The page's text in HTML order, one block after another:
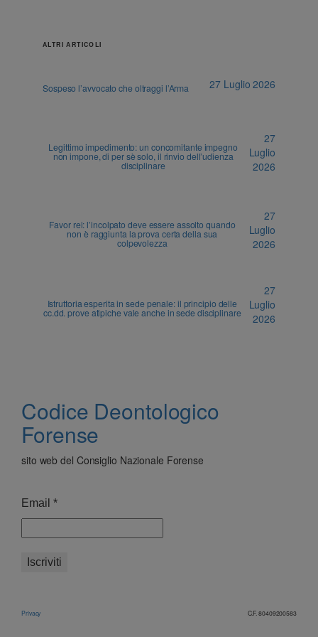
ALTRI ARTICOLI
Sospeso l’avvocato che oltraggi l’Arma 27 Luglio 2026
Legittimo impedimento: un concomitante impegno
non impone, di per sè solo, il rinvio dell’udienza
disciplinare
27
Luglio
2026
Favor rei: l’incolpato deve essere assolto quando
non è raggiunta la prova certa della sua
colpevolezza
27
Luglio
2026
Istruttoria esperita in sede penale: il principio delle
cc.dd. prove atipiche vale anche in sede disciplinare
27
Luglio
2026
Codice Deontologico
Forense
sito web del Consiglio Nazionale Forense
Email *
Privacy C.F. 80409200583